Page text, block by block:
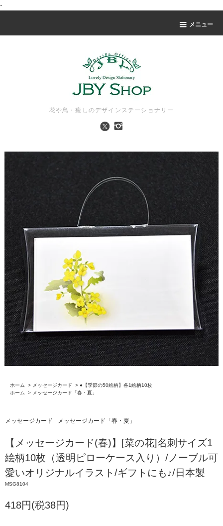
-
メニュー
花や鳥・癒しのデザインステーショナリー
ホーム > メッセージカード > ●【季節の50絵柄】各1絵柄10枚
ホーム
> メッセージカード「春・夏」
メッセージカード メッセージカード「春・夏」
【メッセージカード(春)】[菜の花]名刺サイズ1
絵柄10枚（透明ピローケース入り）/ノーブル可
愛いオリジナルイラスト/ギフトにも♪/日本製
MSG8104
418円(税38円)